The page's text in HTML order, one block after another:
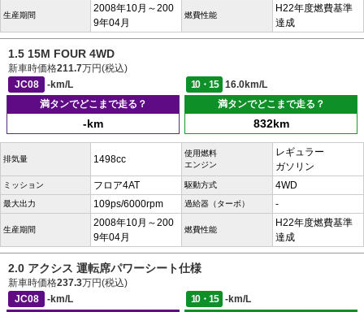
生産期間
2008年10月～200
9年04月
燃費性能
H22年度燃費基準
達成
1.5 15M FOUR 4WD
新車時価格211.7万円(税込)
JC08
-km/L 10・15
16.0km/L
満タンでどこまで走る？
-km
満タンでどこまで走る？
832km
排気量 1498cc
使用燃料
エンジン
レギュラー
ガソリン
ミッション フロア4AT 駆動方式 4WD
最大出力 109ps/6000rpm 過給器（ターボ） -
生産期間
2008年10月～200
9年04月
燃費性能
H22年度燃費基準
達成
2.0 アクシス 運転席パワーシート仕様
新車時価格237.3万円(税込)
JC08
-km/L 10・15
-km/L